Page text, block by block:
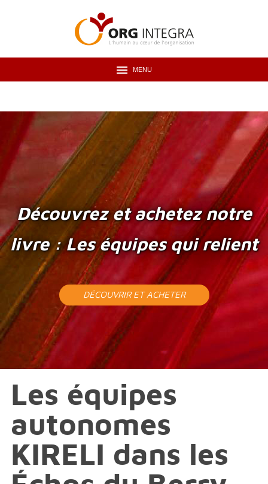
MENU
Découvrez et achetez notre
livre : Les équipes qui relient
DÉCOUVRIR ET ACHETER
Les équipes
autonomes
KIRELI dans les